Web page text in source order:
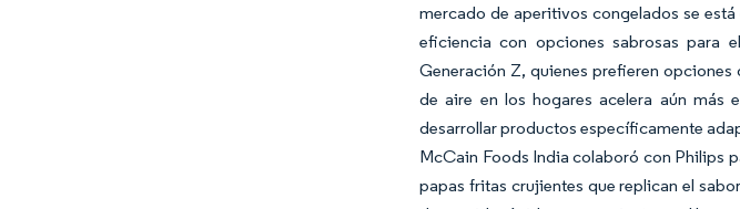
mercado de aperitivos congelados se
eficiencia con opciones sabrosas para
Generación Z, quienes prefieren
de aire en los hogares acelera aún más
desarrollar productos específicamente
McCain Foods India colaboró con Philips
papas fritas crujientes que replican el